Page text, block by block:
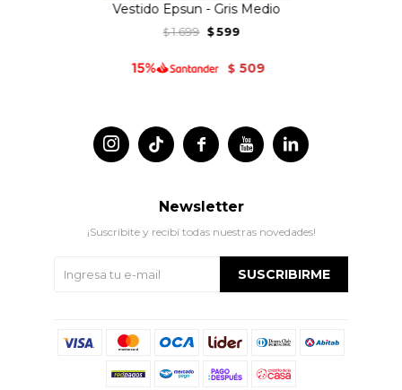
Vestido Epsun - Gris Medio
$ 1.699 $ 599
$ 509
 
 
Newsletter
¡Suscribite y recibí todas nuestras novedades!
SUSCRIBIRME